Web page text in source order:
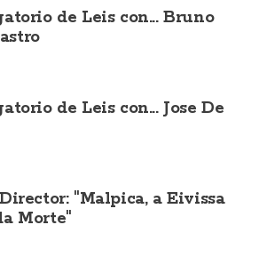
de Leis con... Bruno
de Leis con... Jose De
"Malpica, a Eivissa
Morte"